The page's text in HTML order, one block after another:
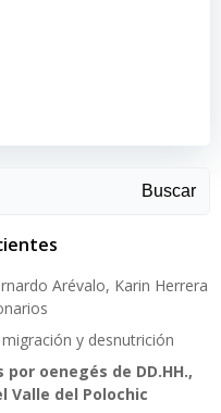
Buscar
Arévalo, Karin Herrera
y desnutrición
oenegés de DD.HH.,
Valle del Polochic